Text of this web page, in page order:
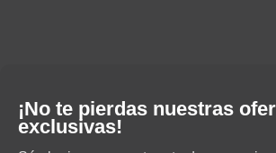
¡No te pierdas nuestras
exclusivas!